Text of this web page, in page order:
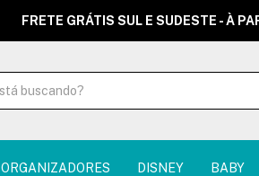
FRETE GRÁTIS SUL E SUDESTE - À
ORGANIZADORES DISNEY BABY